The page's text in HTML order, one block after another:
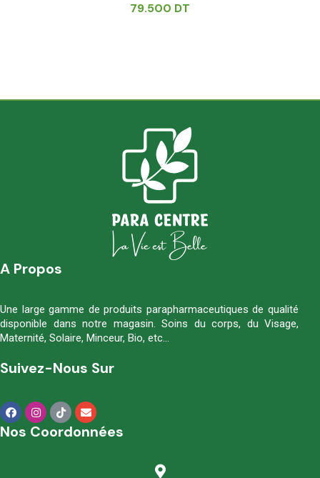
79.500 DT
A Propos
Une large gamme de produits parapharmaceutiques de qualité
disponible dans notre magasin. Soins du corps, du Visage,
Maternité, Solaire, Minceur, Bio, etc…
Suivez-Nous Sur
Nos Coordonnées